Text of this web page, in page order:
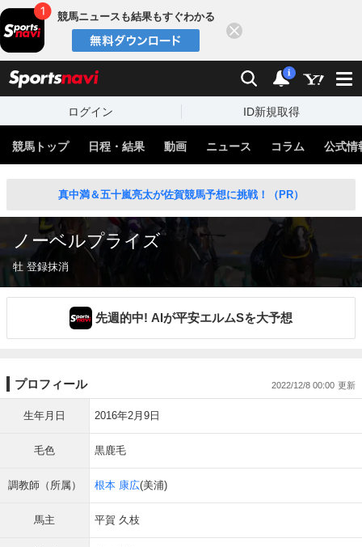
競馬ニュースも結果もすぐわかる
検索 通知
i
ログイン ID新規取得
競馬トップ 日程・結果 動画 ニュース コラム 公式情
真中満＆五十嵐亮太が佐賀競馬予想に挑戦！（PR）
ノーベルプライズ
牡 登録抹消
先週的中! AIが平安エルムSを大予想
プロフィール 2022/12/8 00:00
生年月日 2016年2月9日
毛色 黒鹿毛
調教師（所属） 根本 康広(美浦)
馬主 平賀 久枝